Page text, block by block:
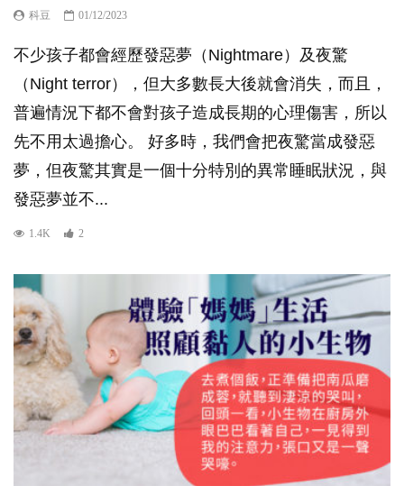
科豆 01/12/2023
不少孩子都會經歷發惡夢（Nightmare）及夜驚
（Night terror），但大多數長大後就會消失，而且，
普遍情況下都不會對孩子造成長期的心理傷害，所以
先不用太過擔心。 好多時，我們會把夜驚當成發惡
夢，但夜驚其實是一個十分特別的異常睡眠狀況，與
發惡夢並不...
1.4K 2